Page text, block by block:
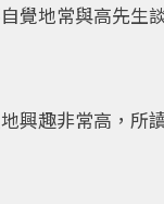
覺地常與高先生
興趣非常高，所